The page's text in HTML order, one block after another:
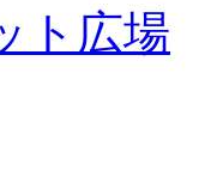
ト広場